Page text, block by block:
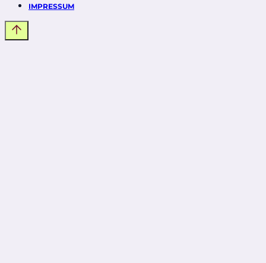
IMPRESSUM